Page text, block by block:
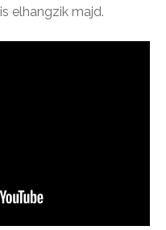
elhangzik majd.